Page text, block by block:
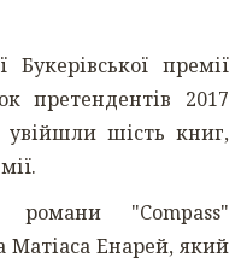
Букерівської премії
претендентів 2017
шість книг,
"Compass"
Матіаса Енарей, який